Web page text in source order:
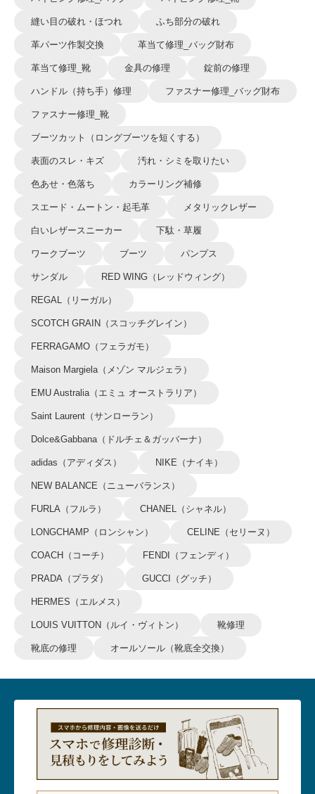
縫い目の破れ・ほつれ ふち部分の破れ
革パーツ作製交換 革当て修理_バッグ財布
革当て修理_靴 金具の修理 錠前の修理
ハンドル（持ち手）修理 ファスナー修理_バッグ財布
ファスナー修理_靴
ブーツカット（ロングブーツを短くする）
表面のスレ・キズ 汚れ・シミを取りたい
色あせ・色落ち カラーリング補修
スエード・ムートン・起毛革 メタリックレザー
白いレザースニーカー 下駄・草履
ワークブーツ ブーツ パンプス
サンダル RED WING（レッドウィング）
REGAL（リーガル）
SCOTCH GRAIN（スコッチグレイン）
FERRAGAMO（フェラガモ）
Maison Margiela（メゾン マルジェラ）
EMU Australia（エミュ オーストラリア）
Saint Laurent（サンローラン）
Dolce&Gabbana（ドルチェ＆ガッバーナ）
adidas（アディダス） NIKE（ナイキ）
NEW BALANCE（ニューバランス）
FURLA（フルラ） CHANEL（シャネル）
LONGCHAMP（ロンシャン） CELINE（セリーヌ）
COACH（コーチ） FENDI（フェンディ）
PRADA（プラダ） GUCCI（グッチ）
HERMES（エルメス）
LOUIS VUITTON（ルイ・ヴィトン） 靴修理
靴底の修理 オールソール（靴底全交換）